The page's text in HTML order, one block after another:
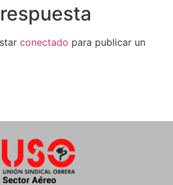
conectado para publicar un